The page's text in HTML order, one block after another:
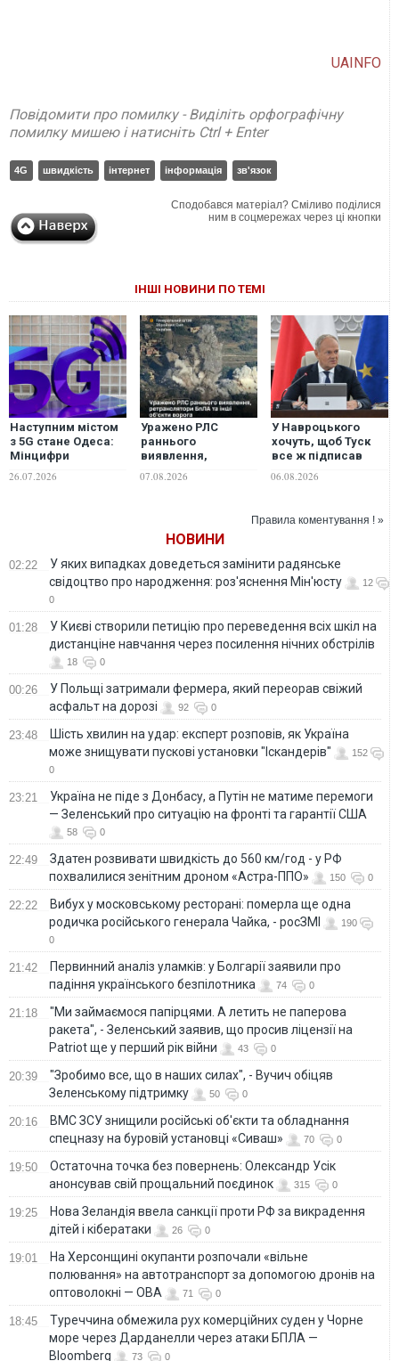
UAINFO
Повідомити про помилку - Виділіть орфографічну
помилку мишею і натисніть Ctrl + Enter
4G швидкість інтернет інформація зв'язок
Сподобався матеріал? Сміливо поділися
ним в соцмережах через ці кнопки
ІНШІ НОВИНИ ПО ТЕМІ
Наступним містом
з 5G стане Одеса:
Мінцифри
локації покриття,
26.07.2026
Уражено РЛС
раннього
виявлення,
БпЛА та інші
07.08.2026
У Навроцького
хочуть, щоб Туск
все ж підписав
Зеленського
06.08.2026
Правила коментування ! »
НОВИНИ
02:22
У яких випадках доведеться замінити радянське
свідоцтво про народження: роз'яснення Мін'юсту
12
0
01:28
У Києві створили петицію про переведення всіх шкіл на
дистанціне навчання через посилення нічних обстрілів
18 0
00:26
У Польщі затримали фермера, який переорав свіжий
асфальт на дорозі
92 0
23:48
Шість хвилин на удар: експерт розповів, як Україна
може знищувати пускові установки "Іскандерів"
152
0
23:21
Україна не піде з Донбасу, а Путін не матиме перемоги
— Зеленський про ситуацію на фронті та гарантії США
58 0
22:49
Здатен розвивати швидкість до 560 км/год - у РФ
похвалилися зенітним дроном «Астра-ППО»
150 0
22:22
Вибух у московському ресторані: померла ще одна
родичка російського генерала Чайка, - росЗМІ
190
0
21:42
Первинний аналіз уламків: у Болгарії заявили про
падіння українського безпілотника
74 0
21:18
"Ми займаємося папірцями. А летить не паперова
ракета", - Зеленський заявив, що просив ліцензії на
Patriot ще у перший рік війни
43 0
20:39
"Зробимо все, що в наших силах", - Вучич обіцяв
Зеленському підтримку
50 0
20:16
ВМС ЗСУ знищили російські об'єкти та обладнання
спецназу на буровій установці «Сиваш»
70 0
19:50
Остаточна точка без повернень: Олександр Усік
анонсував свій прощальний поєдинок
315 0
19:25
Нова Зеландія ввела санкції проти РФ за викрадення
дітей і кібератаки
26 0
19:01
На Херсонщині окупанти розпочали «вільне
полювання» на автотранспорт за допомогою дронів на
оптоволокні — ОВА
71 0
18:45
Туреччина обмежила рух комерційних суден у Чорне
море через Дарданелли через атаки БПЛА —
Bloomberg
73 0